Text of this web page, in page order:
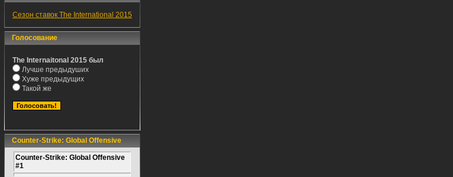
Сезон ставок The International 2015
Голосование
The Internaitonal 2015 был
Лучше предыдуших
Хуже предыдущих
Такой же
Counter-Strike: Global Offensive
Counter-Strike: Global Offensive
#1